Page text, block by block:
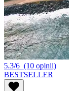
5.3/6 (10 opinii)
BESTSELLER